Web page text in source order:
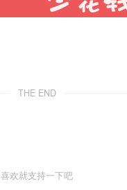
THE END
喜欢就支持一下吧